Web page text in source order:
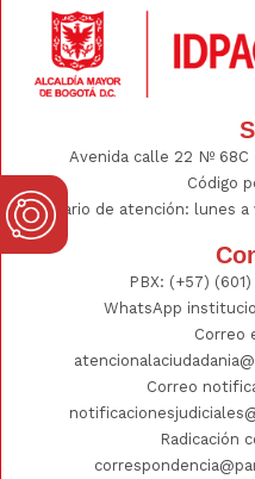
Avenida calle 22 Nº
Código
Horario de atención: lunes
PBX: (+57) (601)
WhatsApp
Correo
Correo
Radicación